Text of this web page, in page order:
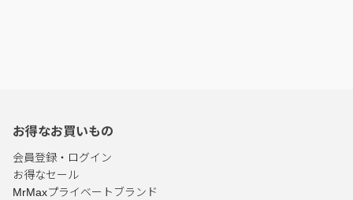
お得なお買いもの
会員登録・ログイン
お得なセール
MrMaxプライベートブランド